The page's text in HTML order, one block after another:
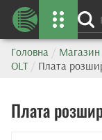
Головна / Магазин
OLT / Плата
Плата